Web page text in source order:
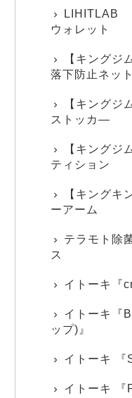
LIHITLAB
ウォレット
【キングジ
落下防止ネット
【キングジ
ストッカ―
【キングジ
ティション
【キングキ
ーアーム
テラモト除
ス
イトーキ『
イトーキ『
ップ)』
イトーキ 『
イトーキ 『